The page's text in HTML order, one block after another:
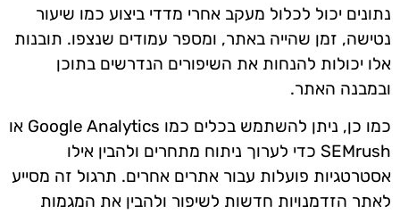
נתונים יכול לכלול מעקב אחרי מדדי ביצוע כמו שיעור
נטישה, זמן שהייה באתר, ומספר עמודים שנצפו. תובנות
אלו יכולות להנחות את השיפורים הנדרשים בתוכן
ובמבנה האתר.
כמו כן, ניתן להשתמש בכלים כמו Google Analytics או
SEMrush כדי לערוך ניתוח מתחרים ולהבין אילו
אסטרטגיות פועלות עבור אתרים אחרים. תרגול זה מסייע
לאתר הזדמנויות חדשות לשיפור ולהבין את המגמות